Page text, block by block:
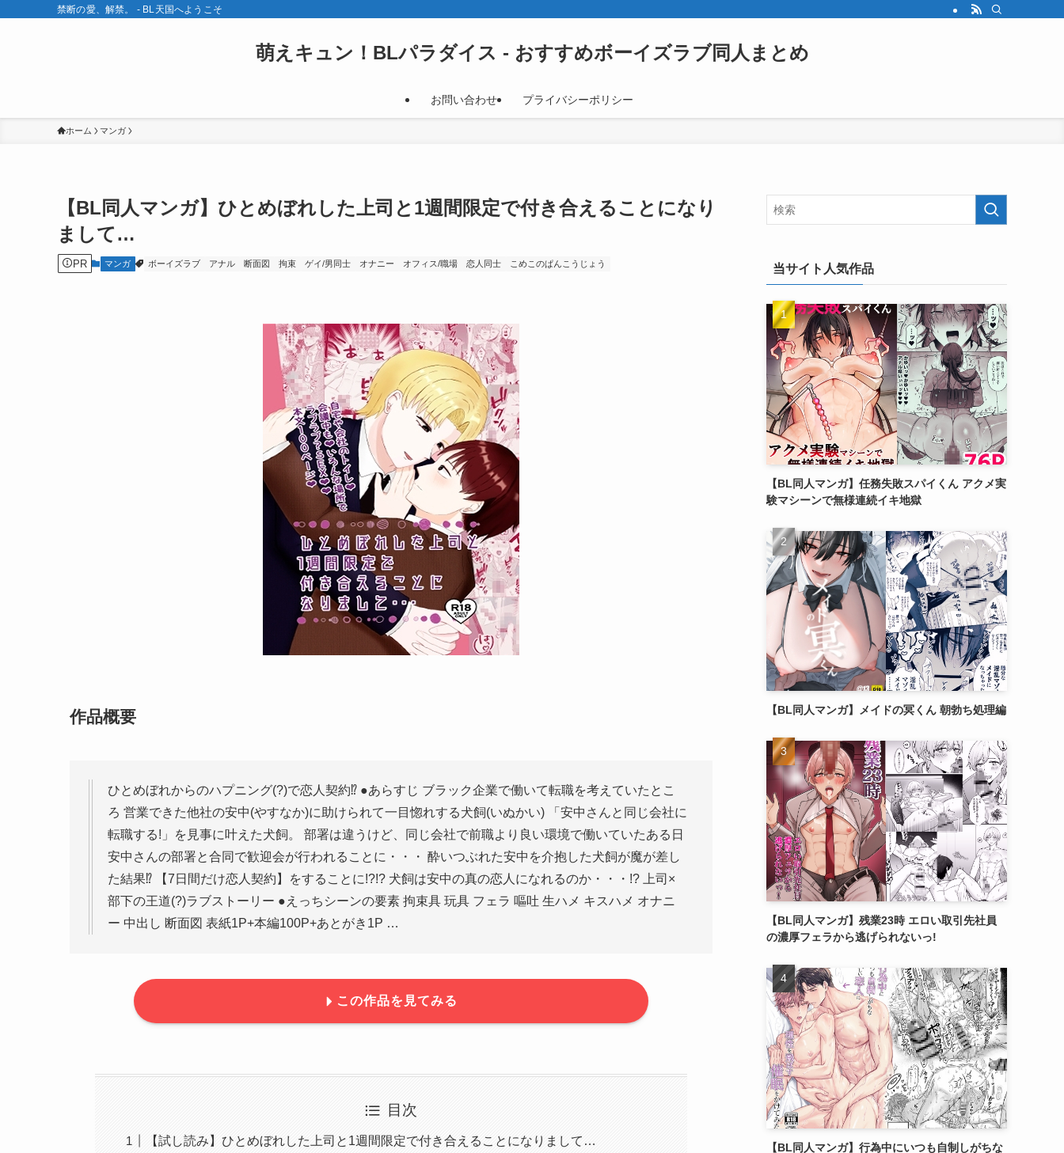
禁断の愛、解禁。 - BL天国へようこそ
萌えキュン！BLパラダイス - おすすめボーイズラブ同人まとめ
お問い合わせ プライバシーポリシー
ホーム マンガ
【BL同人マンガ】ひとめぼれした上司と1週間限定で付き合えることになり
まして…
PR マンガ ボーイズラブ アナル 断面図 拘束 ゲイ/男同士 オナニー オフィス/職場 恋人同士 こめこのぱんこうじょう
作品概要
ひとめぼれからのハプニング(?)で恋人契約⁉ ●あらすじ ブラック企業で働いて転職を考えていたとこ
ろ 営業できた他社の安中(やすなか)に助けられて一目惚れする犬飼(いぬかい) 「安中さんと同じ会社に
転職する!」を見事に叶えた犬飼。 部署は違うけど、同じ会社で前職より良い環境で働いていたある日
安中さんの部署と合同で歓迎会が行われることに・・・ 酔いつぶれた安中を介抱した犬飼が魔が差し
た結果⁉ 【7日間だけ恋人契約】をすることに!?!? 犬飼は安中の真の恋人になれるのか・・・!? 上司×
部下の王道(?)ラブストーリー ●えっちシーンの要素 拘束具 玩具 フェラ 嘔吐 生ハメ キスハメ オナニ
ー 中出し 断面図 表紙1P+本編100P+あとがき1P …
この作品を見てみる
目次
【試し読み】ひとめぼれした上司と1週間限定で付き合えることになりまして…
当サイト人気作品
【BL同人マンガ】任務失敗スパイくん アクメ実
験マシーンで無様連続イキ地獄
【BL同人マンガ】メイドの冥くん 朝勃ち処理編
【BL同人マンガ】残業23時 エロい取引先社員
の濃厚フェラから逃げられないっ!
【BL同人マンガ】行為中にいつも自制しがちな